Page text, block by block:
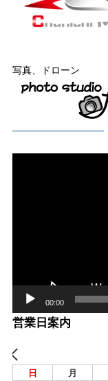
写真、ドローン
00:00
営業日案内
日 月